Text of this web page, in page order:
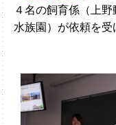
４名の飼育係（上
水族園）が依頼を受